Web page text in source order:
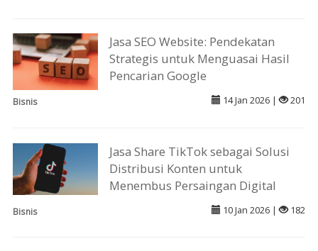
Jasa SEO Website: Pendekatan
Strategis untuk Menguasai Hasil
Pencarian Google
Bisnis 14 Jan 2026 | 201
Jasa Share TikTok sebagai Solusi
Distribusi Konten untuk
Menembus Persaingan Digital
Bisnis 10 Jan 2026 | 182